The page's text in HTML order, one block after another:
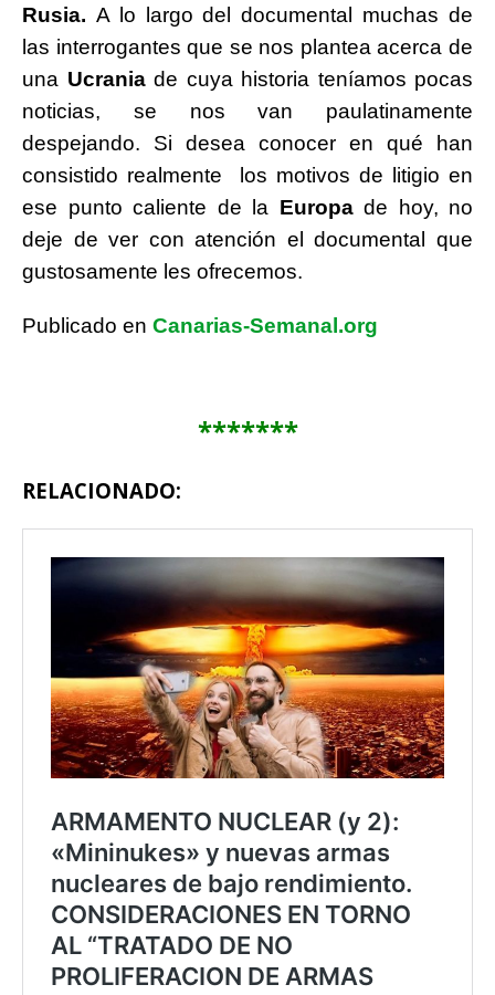
Rusia. A lo largo del documental muchas de
las interrogantes que se nos plantea acerca de
una Ucraniade cuya historia teníamos pocas
noticias, se nos van paulatinamente
despejando. Si desea conocer en qué han
consistido realmente los motivos de litigio en
ese punto caliente de la Europade hoy, no
deje de ver con atención el documental que
gustosamente les ofrecemos.
Publicado en Canarias-Semanal.org
*******
RELACIONADO: